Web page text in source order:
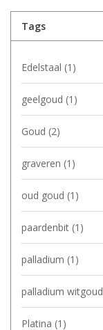
Tags
Edelstaal (1)
geelgoud (1)
Goud (2)
graveren (1)
oud goud (1)
paardenbit (1)
palladium (1)
palladium witgoud
Platina (1)